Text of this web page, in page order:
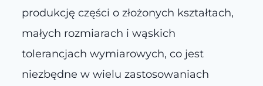
produkcję części o złożonych kształtach,
małych rozmiarach i wąskich
tolerancjach wymiarowych, co jest
niezbędne w wielu zastosowaniach